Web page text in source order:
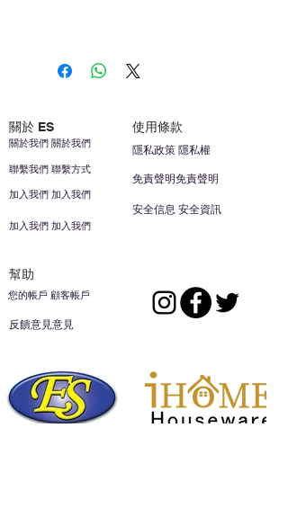
關於 ES 使用條款
聯繫我們 聯繫方式
加入我們 加入我們
關於我們 關於我們
加入我們 加入我們
安全信息 安全資訊
免責聲明免責聲明
隱私政策 隱私權
幫助
您的帳戶 顧客帳戶
反饋意見意見